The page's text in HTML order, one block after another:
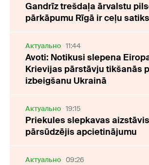
Gandrīz trešdaļa ārvalstu
pārkāpumu Rīgā ir ceļu
Актуально 11:44
Avoti: Notikusi slepena
Krievijas pārstāvju tikšanās
izbeigšanu Ukrainā
Актуально 19:15
Priekules slepkavas aizstāvis
pārsūdzējis apcietinājumu
Актуально 09:26